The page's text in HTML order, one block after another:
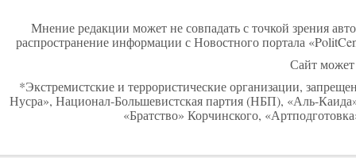
Мнение редакции может не совпадать с точкой зрения
распространение информации с Новостного портала
Сайт может
*Экстремистские и террористические организации,
Нусра», Национал-Большевистская партия (НБП), «Аль-
«Братство» Корчинского,